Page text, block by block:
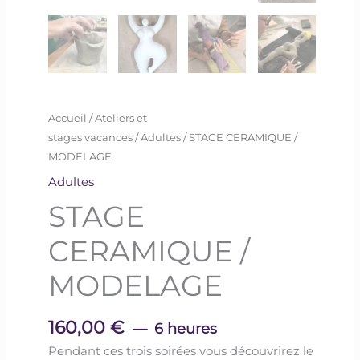
Accueil /Ateliers et
stages vacances/Adultes/ STAGE CERAMIQUE /
MODELAGE
Adultes
STAGE
CERAMIQUE /
MODELAGE
160,00€ 6 heures
Pendant ces trois soirées vous découvrirez le